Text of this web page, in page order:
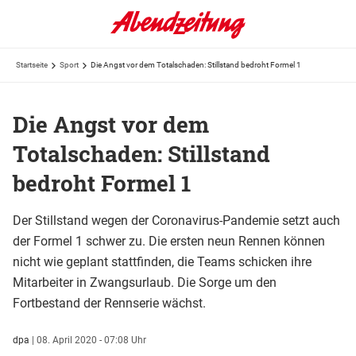
Startseite Sport Die Angst vor dem Totalschaden: Stillstand bedroht Formel 1
Die Angst vor dem
Totalschaden: Stillstand
bedroht Formel 1
Der Stillstand wegen der Coronavirus-Pandemie setzt auch
der Formel 1 schwer zu. Die ersten neun Rennen können
nicht wie geplant stattfinden, die Teams schicken ihre
Mitarbeiter in Zwangsurlaub. Die Sorge um den
Fortbestand der Rennserie wächst.
dpa | 08. April 2020 - 07:08 Uhr